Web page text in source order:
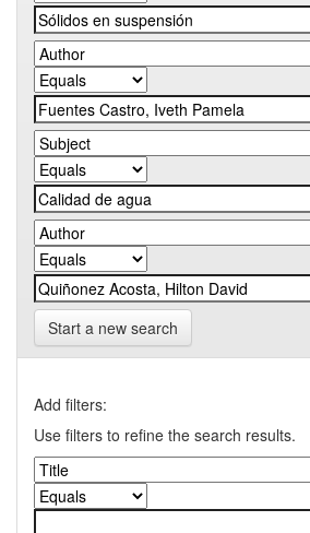
Start a new search
Add filters:
Use filters to refine the search results.